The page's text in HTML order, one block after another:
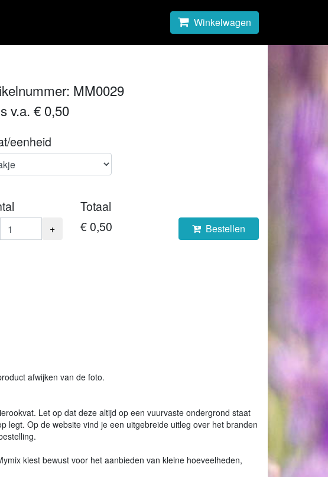
Winkelwagen
MM0029
v.a. € 0,50
eenheid
+
Totaal
€ 0,50
Bestellen
afwijken van de foto.
Let op dat deze altijd op een vuurvaste ondergrond staat
legt. Op de website vind je een uitgebreide uitleg over het branden
kiest bewust voor het aanbieden van kleine hoeveelheden,